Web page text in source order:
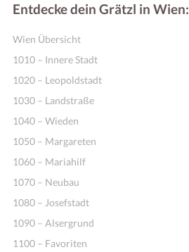
Entdecke dein Grätzl in Wien:
Wien Übersicht
1010 – Innere Stadt
1020 – Leopoldstadt
1030 – Landstraße
1040 – Wieden
1050 – Margareten
1060 – Mariahilf
1070 – Neubau
1080 – Josefstadt
1090 – Alsergrund
1100 – Favoriten